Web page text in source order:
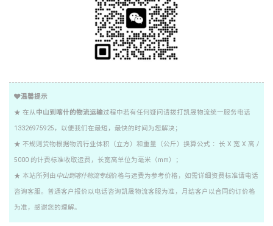
温馨提示
★ 在从中山到喀什的物流运输过程中若有任何疑问请拨打凯晟物流统一服务电话
13326975925，以便我们在最短，最快的时间为您解决；
★ 不规则货物根据物流行业体积（立方）和重量（公斤）换算公式 ：长 X 宽 X 高 /
5000 的计费标准收取运费，长宽高单位为毫米（mm）；
★ 本站所列由中山到喀什物流专线价格与运费为参考价格，如需详细资费标准请电话
咨询客服。普通客户报价以电话咨询凯晟物流客服为准，月结客户以合同约订价格
为准，感谢您的理解。